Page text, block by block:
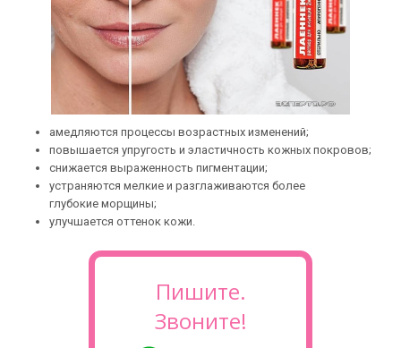
амедляются процессы возрастных изменений;
повышается упругость и эластичность кожных покровов;
снижается выраженность пигментации;
устраняются мелкие и разглаживаются более
глубокие морщины;
улучшается оттенок кожи.
Пишите.
Звоните!